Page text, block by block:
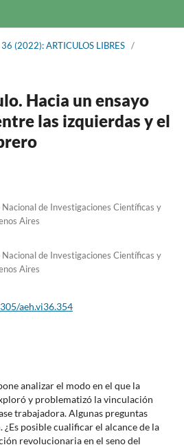
(2022): ARTICULOS LIBRES /
Hacia un ensayo
las izquierdas y el
de Investigaciones Científicas y
Aires
de Investigaciones Científicas y
Aires
aeh.vi36.354
analizar el modo en el que la
y problematizó la vinculación
trabajadora. Algunas preguntas
posible cualificar el alcance de la
revolucionaria en el seno del